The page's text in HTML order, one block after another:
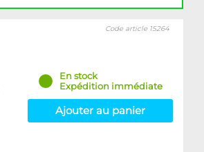
Code article 15264
En stock
Expédition immédiate
Ajouter au panier